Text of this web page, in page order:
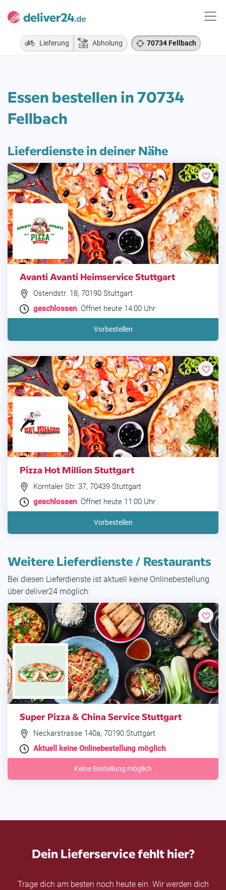
Lieferung Abholung 70734 Fellbach
Essen bestellen in 70734
Fellbach
Lieferdienste in deiner Nähe
Avanti Avanti Heimservice Stuttgart
Ostendstr. 18, 70190 Stuttgart
geschlossen. Öffnet heute 14:00 Uhr
Vorbestellen
Pizza Hot Million Stuttgart
Korntaler Str. 37, 70439 Stuttgart
geschlossen. Öffnet heute 11:00 Uhr
Vorbestellen
Weitere Lieferdienste / Restaurants
Bei diesen Lieferdienste ist aktuell keine Onlinebestellung
über deliver24 möglich:
Super Pizza & China Service Stuttgart
Neckarstrasse 140a, 70190 Stuttgart
Aktuell keine Onlinebestellung möglich.
Keine Bestellung möglich
Dein Lieferservice fehlt hier?
Trage dich am besten noch heute ein. Wir werden dich